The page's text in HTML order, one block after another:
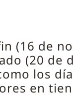
(16 de
(20 de
los
en